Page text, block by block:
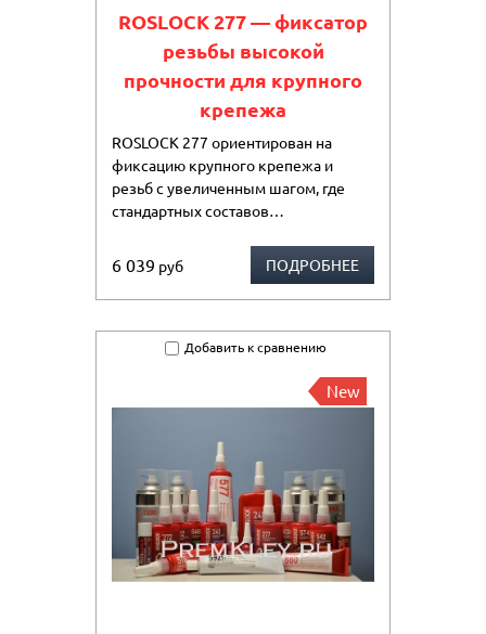
ROSLOCK 277 — фиксатор
резьбы высокой
прочности для крупного
крепежа
ROSLOCK 277 ориентирован на
фиксацию крупного крепежа и
резьб с увеличенным шагом, где
стандартных составов…
6 039 руб ПОДРОБНЕЕ
Добавить к сравнению
New